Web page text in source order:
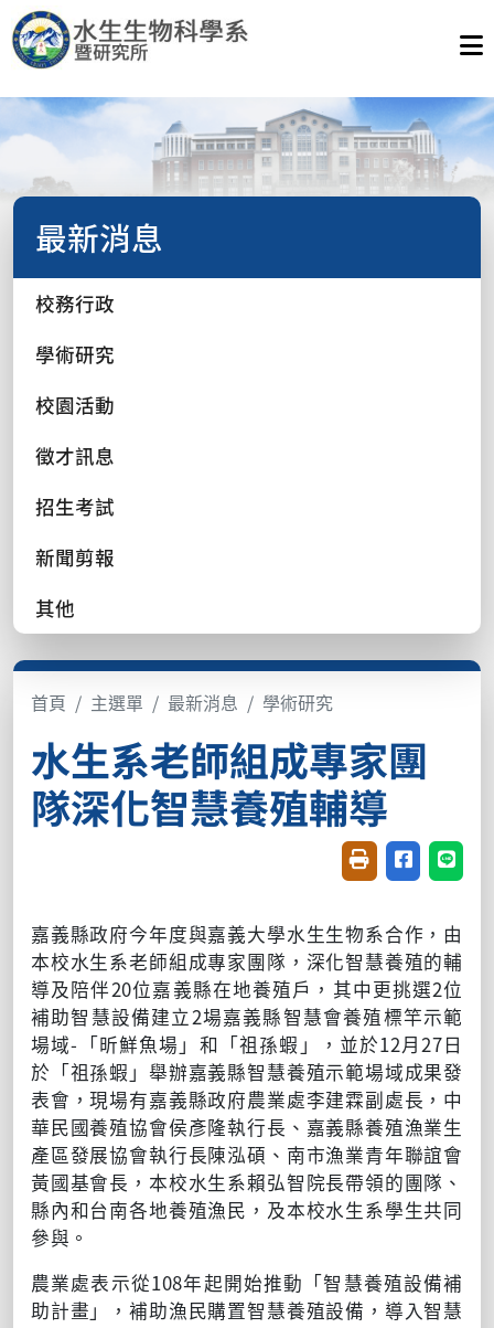
最新消息
校務行政
學術研究
校園活動
徵才訊息
招生考試
新聞剪報
其他
首頁 主選單 最新消息 學術研究
水生系老師組成專家團
隊深化智慧養殖輔導
友善列印(開新視
分享至臉書
分享
嘉義縣政府今年度與嘉義大學水生生物系合作，由
本校水生系老師組成專家團隊，深化智慧養殖的輔
導及陪伴20位嘉義縣在地養殖戶，其中更挑選2位
補助智慧設備建立2場嘉義縣智慧會養殖標竿示範
場域- 「昕鮮魚場」和「祖孫蝦」，並於12月 27日
於「祖孫蝦」舉辦嘉義縣智慧養殖示範場域成果發
表會，現場有嘉義縣政府農業處李建霖副處長，中
華民國養殖協會侯彥隆執行長、嘉義縣養殖漁業生
產區發展協會執行長陳泓碩、南市漁業青年聯誼會
黃國基會長，本校水生系賴弘智院長帶領的團隊、
縣內和台南各地養殖漁民，及本校水生系學生共同
參與。
農業處表示從108年起開始推動「智慧養殖設備補
助計畫」，補助漁民購置智慧養殖設備，導入智慧